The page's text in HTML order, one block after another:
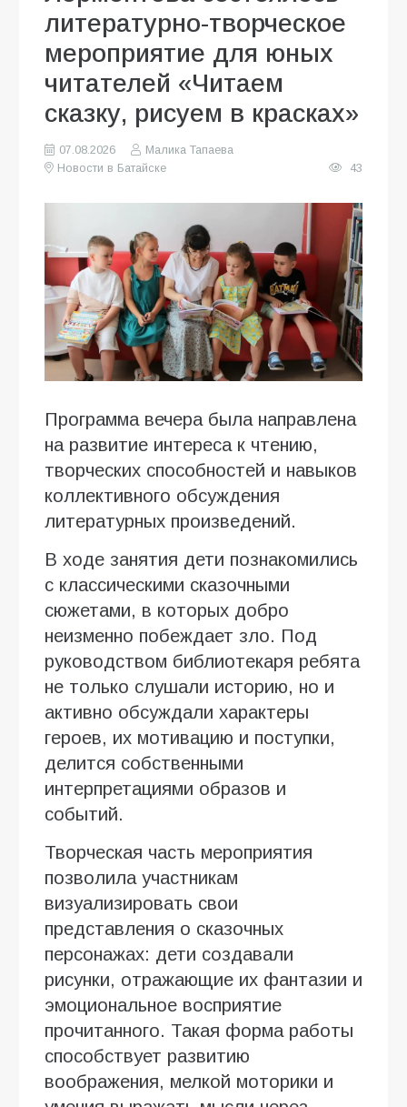
литературно-творческое
мероприятие для юных
читателей «Читаем
сказку, рисуем в красках»
07.08.2026
Малика Тапаева
Новости в Батайске
43
Программа вечера была направлена
на развитие интереса к чтению,
творческих способностей и навыков
коллективного обсуждения
литературных произведений.
В ходе занятия дети познакомились
с классическими сказочными
сюжетами, в которых добро
неизменно побеждает зло. Под
руководством библиотекаря ребята
не только слушали историю, но и
активно обсуждали характеры
героев, их мотивацию и поступки,
делится собственными
интерпретациями образов и
событий.
Творческая часть мероприятия
позволила участникам
визуализировать свои
представления о сказочных
персонажах: дети создавали
рисунки, отражающие их фантазии и
эмоциональное восприятие
прочитанного. Такая форма работы
способствует развитию
воображения, мелкой моторики и